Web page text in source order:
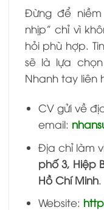
Đừng để
nhịp” chỉ vì
hỏi phù hợp.
sẽ là lựa
Nhanh tay liên
CV gửi về
email:
Địa chỉ làm
phố 3, Hiệp
Hồ Chí Minh.
Website: